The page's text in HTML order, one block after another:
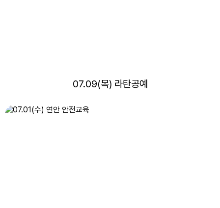
07.09(목) 라탄공예